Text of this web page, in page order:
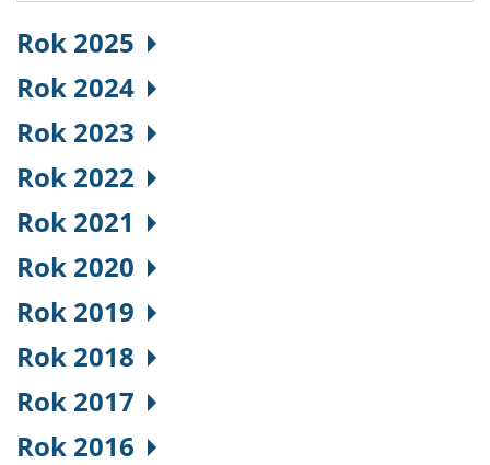
Rok 2025
Rok 2024
Rok 2023
Rok 2022
Rok 2021
Rok 2020
Rok 2019
Rok 2018
Rok 2017
Rok 2016